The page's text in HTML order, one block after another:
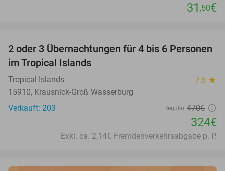
31 ,50€
31%
2 oder 3 Übernachtungen für 4 bis 6 Personen
im Tropical Islands
Tropical Islands 7.6 star
15910, Krausnick-Groß Wasserburg
Verkauft: 203
Regulär 470€
324€
Exkl. ca. 2,14€ Fremdenverkehrsabgabe p. P.